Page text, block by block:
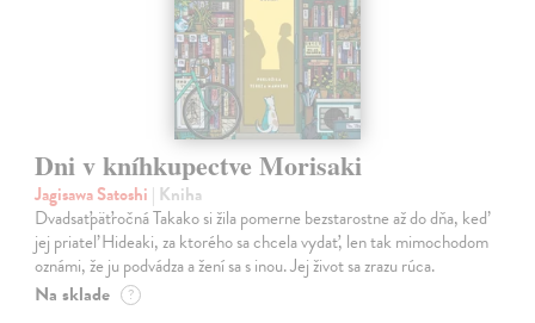
Dni v kníhkupectve Morisaki
Jagisawa Satoshi | Kniha
Dvadsaťpäťročná Takako si žila pomerne bezstarostne až do dňa, keď
jej priateľ Hideaki, za ktorého sa chcela vydať, len tak mimochodom
oznámi, že ju podvádza a žení sa s inou. Jej život sa zrazu rúca.
Na sklade ?